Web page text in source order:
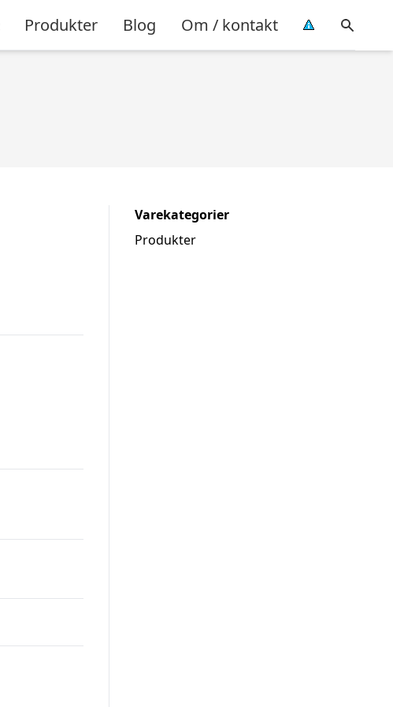
Produkter Blog Om / kontakt
Varekategorier
Produkter